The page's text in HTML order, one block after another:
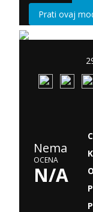
Prati ovaj
Nema
OCENA
N/A